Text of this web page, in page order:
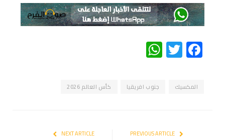
Facebook
Twitter
WhatsApp
المكسيك جنوب افريقيا كأس العالم 2026
NEXT ARTICLE